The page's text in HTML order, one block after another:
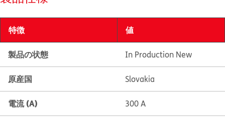
特徴 値
製品の状態 In Production New
原産国 Slovakia
電流 (A) 300 A